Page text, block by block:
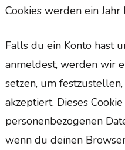
Cookies werden ein
Falls du ein Konto hast
anmeldest, werden wir
setzen, um
akzeptiert. Dieses
personenbezogenen
wenn du deinen